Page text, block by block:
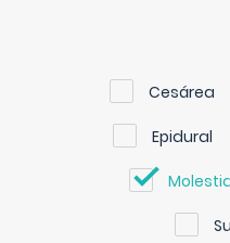
Cesárea
Epidural